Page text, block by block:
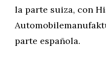
la parte suiza, con
parte española.